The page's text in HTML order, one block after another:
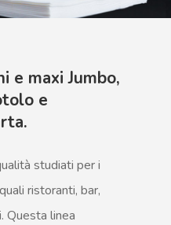
e maxi Jumbo,
e
studiati per i
ristoranti, bar,
Questa linea